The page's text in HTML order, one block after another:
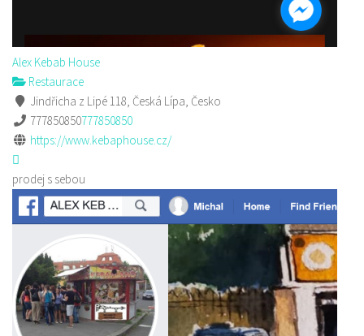
Alex Kebab House
Restaurace
Jindřicha z Lipé 118, Česká Lípa, Česko
777850850777850850
https://www.kebaphouse.cz/
prodej s sebou